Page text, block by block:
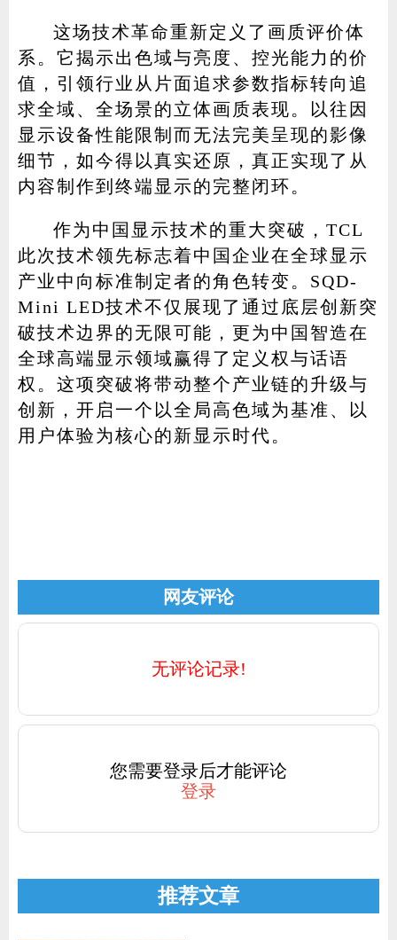
这场技术革命重新定义了画质评价体
系。它揭示出色域与亮度、控光能力的价
值，引领行业从片面追求参数指标转向追
求全域、全场景的立体画质表现。以往因
显示设备性能限制而无法完美呈现的影像
细节，如今得以真实还原，真正实现了从
内容制作到终端显示的完整闭环。
作为中国显示技术的重大突破，TCL
此次技术领先标志着中国企业在全球显示
产业中向标准制定者的角色转变。SQD-
Mini LED技术不仅展现了通过底层创新突
破技术边界的无限可能，更为中国智造在
全球高端显示领域赢得了定义权与话语
权。这项突破将带动整个产业链的升级与
创新，开启一个以全局高色域为基准、以
用户体验为核心的新显示时代。
网友评论
无评论记录!
您需要登录后才能评论
登录
推荐文章